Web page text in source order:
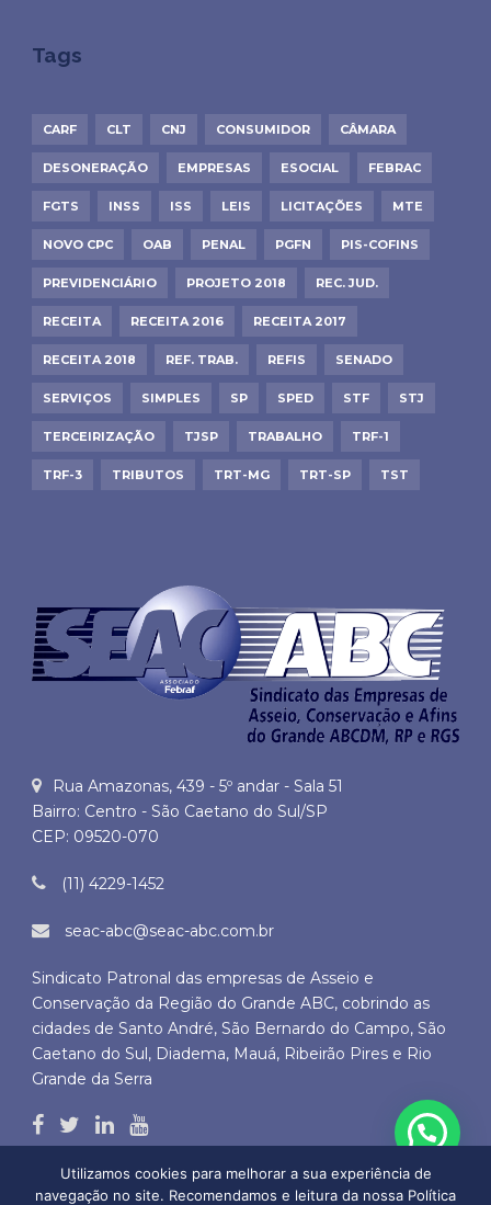
Tags
CARF CLT CNJ CONSUMIDOR CÂMARA
DESONERAÇÃO EMPRESAS ESOCIAL FEBRAC
FGTS INSS ISS LEIS LICITAÇÕES MTE
NOVO CPC OAB PENAL PGFN PIS-COFINS
PREVIDENCIÁRIO PROJETO 2018 REC. JUD.
RECEITA RECEITA 2016 RECEITA 2017
RECEITA 2018 REF. TRAB. REFIS SENADO
SERVIÇOS SIMPLES SP SPED STF STJ
TERCEIRIZAÇÃO TJSP TRABALHO TRF-1
TRF-3 TRIBUTOS TRT-MG TRT-SP TST
Rua Amazonas, 439 - 5º andar - Sala 51
Bairro: Centro - São Caetano do Sul/SP
CEP: 09520-070
(11) 4229-1452
seac-abc@seac-abc.com.br
Sindicato Patronal das empresas de Asseio e
Conservação da Região do Grande ABC, cobrindo as
cidades de Santo André, São Bernardo do Campo, São
Caetano do Sul, Diadema, Mauá, Ribeirão Pires e Rio
Grande da Serra
Utilizamos cookies para melhorar a sua experiência de
navegação no site. Recomendamos e leitura da nossa Política